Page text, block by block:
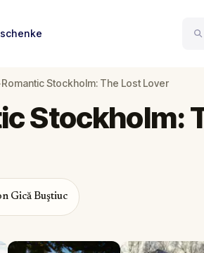
Romantic Stockholm: The Lost Lover
Stockholm:
Gică Buştiuc